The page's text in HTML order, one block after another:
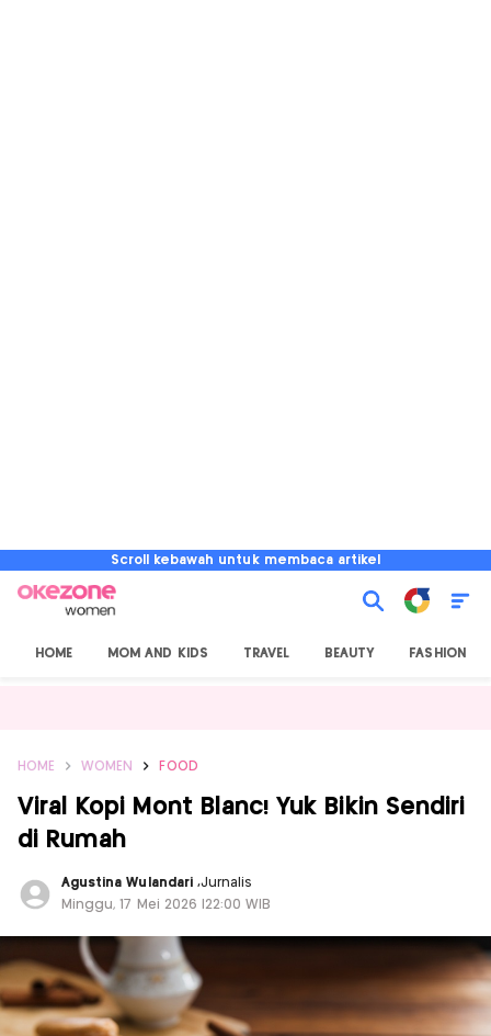
Scroll kebawah untuk membaca artikel
HOME MOM AND KIDS TRAVEL BEAUTY FASHION
HOME WOMEN FOOD
Viral Kopi Mont Blanc! Yuk Bikin Sendiri
di Rumah
Agustina Wulandari ,Jurnalis
Minggu, 17 Mei 2026 |22:00 WIB